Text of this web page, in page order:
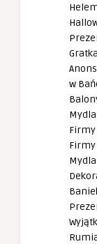
Gratka
w
Firmy
Firmy